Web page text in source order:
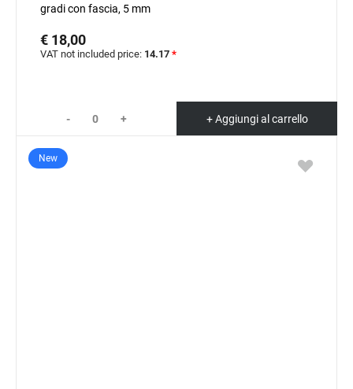
gradi con fascia, 5 mm
€ 18,00
VAT not included price: 14.17 *
- + + Aggiungi al carrello
New